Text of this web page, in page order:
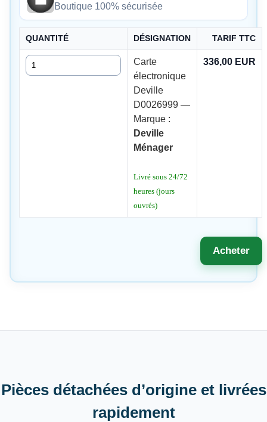
Boutique 100% sécurisée
QUANTITÉ DÉSIGNATION TARIF TTC
Quantité
Carte
électronique
Deville
D0026999 —
Marque :
Deville
Ménager
Livré sous 24/72
heures (jours
ouvrés)
336,00 EUR
Acheter
Pièces détachées d’origine et livrées
rapidement